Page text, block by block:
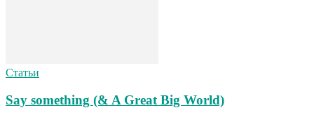
Статьи
Say something (& A Great Big World)